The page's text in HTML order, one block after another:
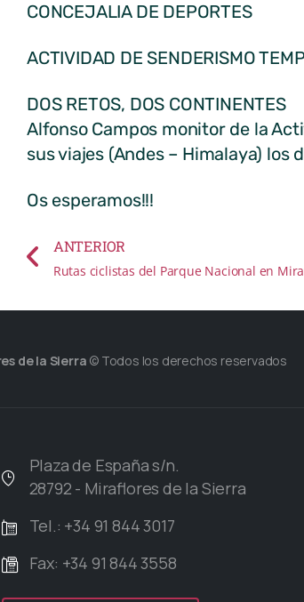
CONCEJALIA DE DEPORTES
ACTIVIDAD DE SENDERISMO
DOS RETOS, DOS CONTINENTES
Alfonso Campos monitor de la
sus viajes (Andes – Himalaya) los
Os esperamos!!!
ANTERIOR
Rutas ciclistas del Parque Nacional en
de la Sierra © Todos los derechos reservados
Plaza de España s/n.
28792 - Miraflores de la Sierra
Tel.: +34 91 844 3017
Fax: +34 91 844 3558